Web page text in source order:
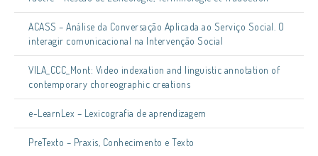
ACASS – Análise da Conversação Aplicada ao Serviço Social. O
interagir comunicacional na Intervenção Social
VILA_CCC_Mont: Video indexation and linguistic annotation of
contemporary choreographic creations
e-LearnLex – Lexicografia de aprendizagem
PreTexto – Praxis, Conhecimento e Texto